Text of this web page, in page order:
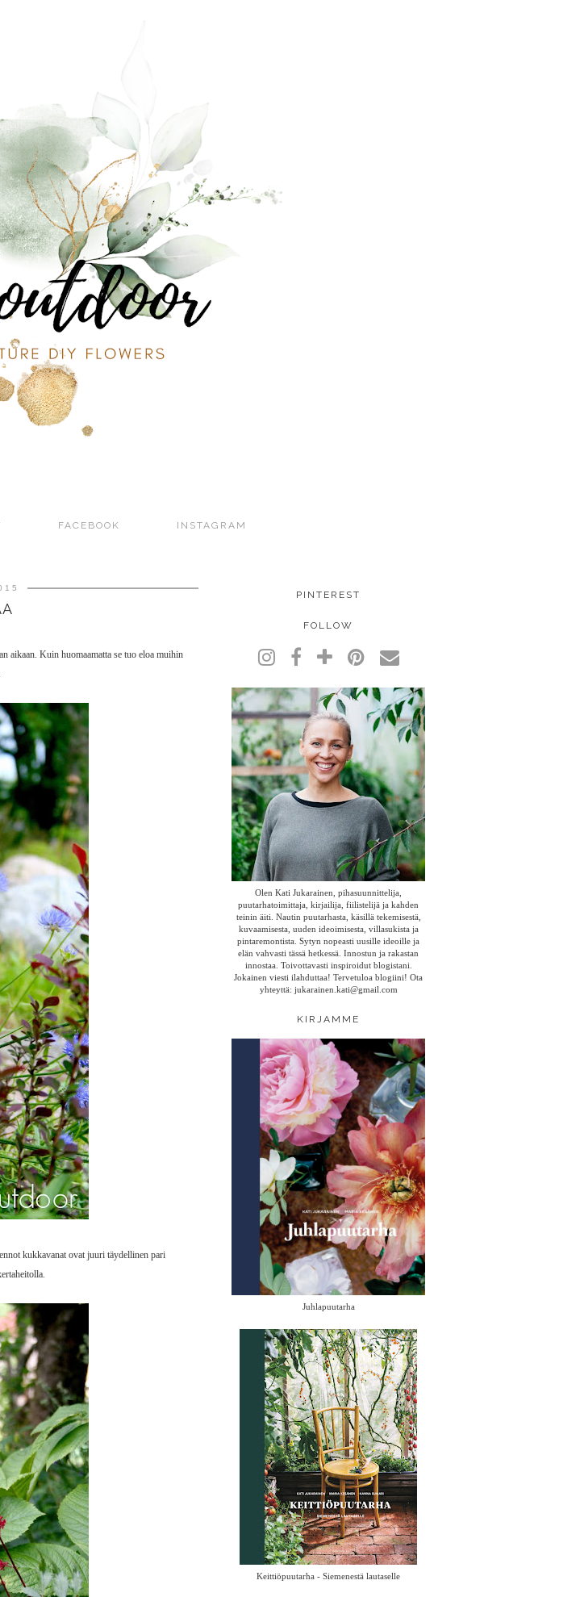
FACEBOOK INSTAGRAM
aikaan. Kuin huomaamatta se tuo eloa muihin
kukkavanat ovat juuri täydellinen pari
PINTEREST
FOLLOW
Olen Kati Jukarainen, pihasuunnittelija,
puutarhatoimittaja, kirjailija, fiilistelijä ja kahden
teinin äiti. Nautin puutarhasta, käsillä tekemisestä,
kuvaamisesta, uuden ideoimisesta, villasukista ja
pintaremontista. Sytyn nopeasti uusille ideoille ja
elän vahvasti tässä hetkessä. Innostun ja rakastan
innostaa. Toivottavasti inspiroidut blogistani.
Jokainen viesti ilahduttaa! Tervetuloa blogiini! Ota
yhteyttä: jukarainen.kati@gmail.com
KIRJAMME
Juhlapuutarha
Keittiöpuutarha - Siemenestä lautaselle